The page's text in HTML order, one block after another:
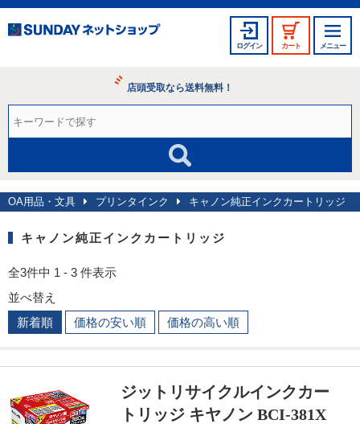
ログイン カート メニュー
店頭受取なら送料無料！
OA用品・文具 プリンタインク キャノン純正インクカートリッジ
キャノン純正インクカートリッジ
全3件中 1 - 3 件表示
並べ替え
新着順
価格の安い順 価格の高い順
ジットリサイクルインクカー
トリッジ キヤノン BCI-381X